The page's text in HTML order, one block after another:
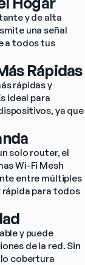
y de alta
una señal
a todos tus
Rápidas
rápidas y
ideal para
ya que
solo router, el
Wi-Fi Mesh
entre múltiples
rápida para todos
y puede
de la red. Sin
cobertura